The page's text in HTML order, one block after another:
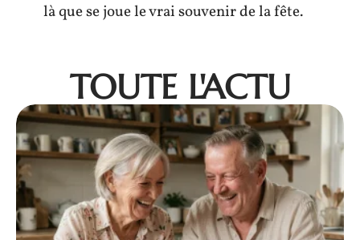
là que se joue le vrai souvenir de la fête.
TOUTE L'ACTU